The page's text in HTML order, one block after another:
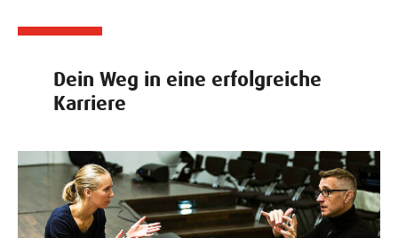
Dein Weg in eine erfolgreiche
Karriere